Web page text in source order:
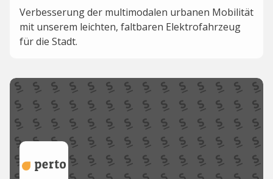
Verbesserung der multimodalen urbanen Mobilität
mit unserem leichten, faltbaren Elektrofahrzeug
für die Stadt.